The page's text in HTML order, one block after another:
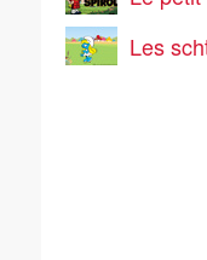
Les